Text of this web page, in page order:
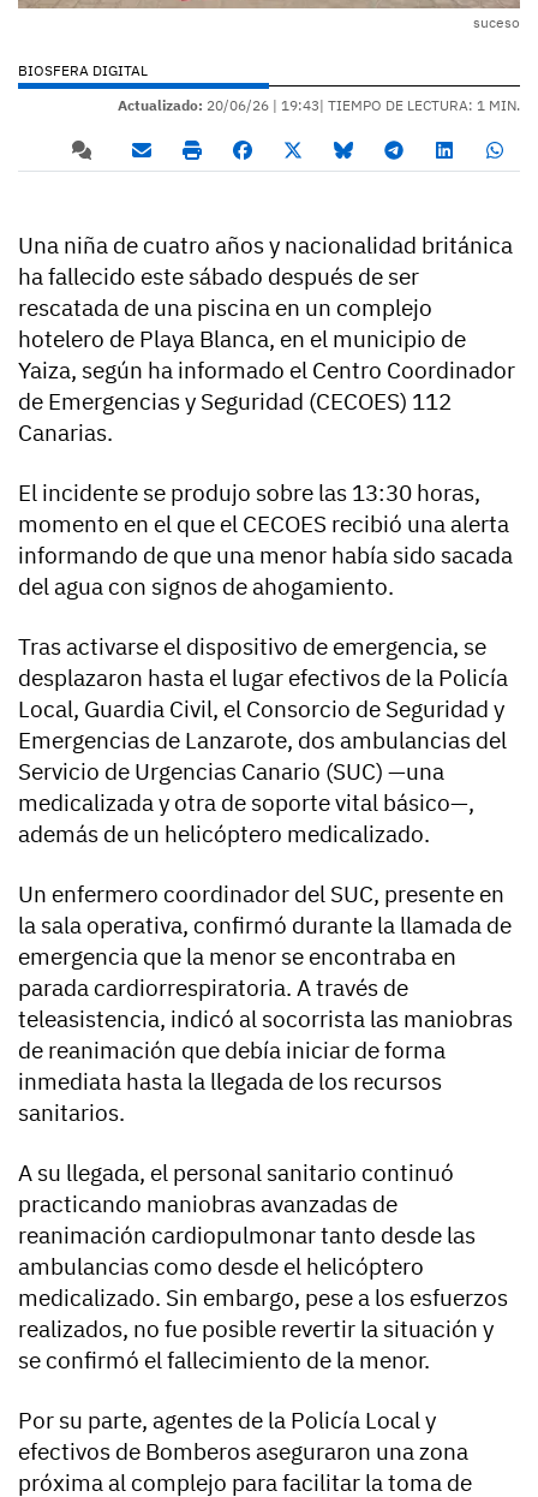
suceso
BIOSFERA DIGITAL
Actualizado: 20/06/26 | 19:43| TIEMPO DE LECTURA: 1 MIN.
Una niña de cuatro años y nacionalidad británica
ha fallecido este sábado después de ser
rescatada de una piscina en un complejo
hotelero de Playa Blanca, en el municipio de
Yaiza, según ha informado el Centro Coordinador
de Emergencias y Seguridad (CECOES) 112
Canarias.
El incidente se produjo sobre las 13:30 horas,
momento en el que el CECOES recibió una alerta
informando de que una menor había sido sacada
del agua con signos de ahogamiento.
Tras activarse el dispositivo de emergencia, se
desplazaron hasta el lugar efectivos de la Policía
Local, Guardia Civil, el Consorcio de Seguridad y
Emergencias de Lanzarote, dos ambulancias del
Servicio de Urgencias Canario (SUC) —una
medicalizada y otra de soporte vital básico—,
además de un helicóptero medicalizado.
Un enfermero coordinador del SUC, presente en
la sala operativa, confirmó durante la llamada de
emergencia que la menor se encontraba en
parada cardiorrespiratoria. A través de
teleasistencia, indicó al socorrista las maniobras
de reanimación que debía iniciar de forma
inmediata hasta la llegada de los recursos
sanitarios.
A su llegada, el personal sanitario continuó
practicando maniobras avanzadas de
reanimación cardiopulmonar tanto desde las
ambulancias como desde el helicóptero
medicalizado. Sin embargo, pese a los esfuerzos
realizados, no fue posible revertir la situación y
se confirmó el fallecimiento de la menor.
Por su parte, agentes de la Policía Local y
efectivos de Bomberos aseguraron una zona
próxima al complejo para facilitar la toma de